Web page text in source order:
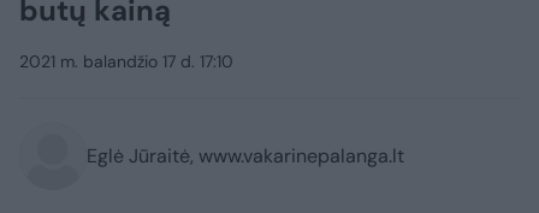
butų kainą
2021 m. balandžio 17 d. 17:10
Eglė Jūraitė, www.vakarinepalanga.lt